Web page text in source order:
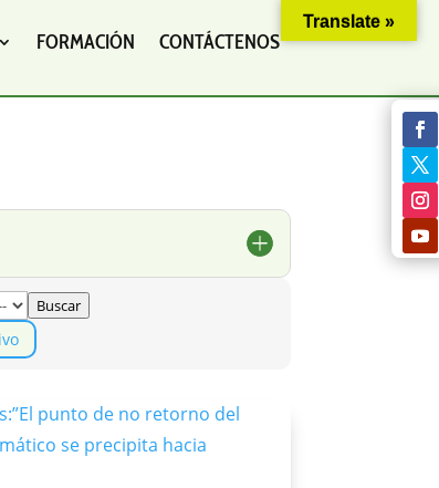
FORMACIÓN CONTÁCTENOS
Buscar
Translate »